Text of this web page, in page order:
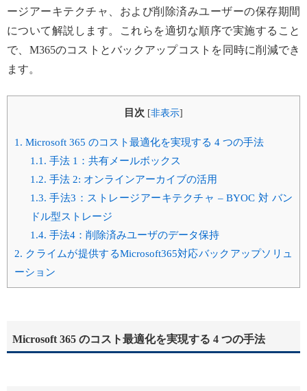
ージアーキテクチャ、および削除済みユーザーの保存期間
について解説します。これらを適切な順序で実施すること
で、M365のコストとバックアップコストを同時に削減でき
ます。
目次 [非表示]
1. Microsoft 365 のコスト最適化を実現する 4 つの手法
1.1. 手法 1：共有メールボックス
1.2. 手法 2: オンラインアーカイブの活用
1.3. 手法3：ストレージアーキテクチャ – BYOC 対 バン
ドル型ストレージ
1.4. 手法4：削除済みユーザのデータ保持
2. クライムが提供するMicrosoft365対応バックアップソリュ
ーション
Microsoft 365 のコスト最適化を実現する 4 つの手法